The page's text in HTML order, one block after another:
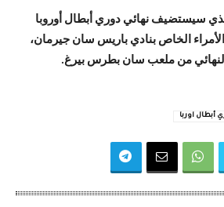
سيستضيف نهائي دوري أبطال أوروبا
الأمراء الخاص بنادي باريس سان جيرمان،
من ملعب سان بطرس بيرغ.
أبطال اوربا